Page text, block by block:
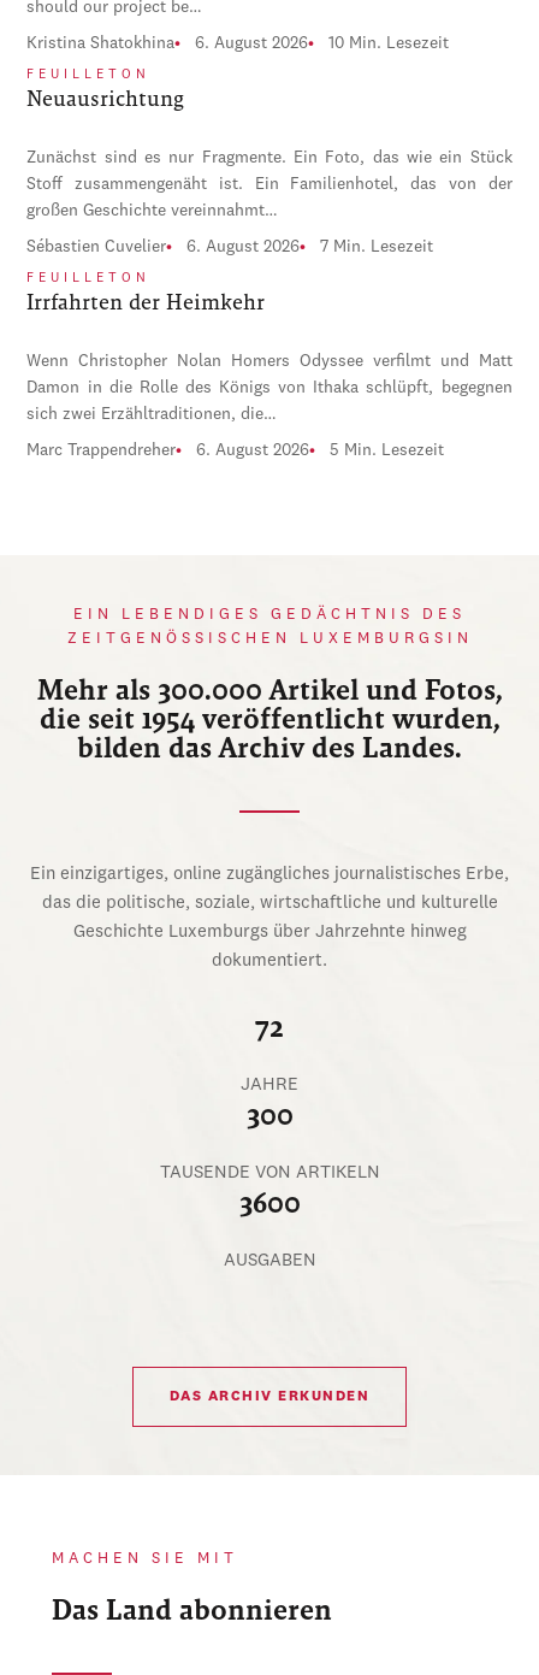
should our project be…
Kristina Shatokhina 6. August 2026 10 Min. Lesezeit
FEUILLETON
Neuausrichtung
Zunächst sind es nur Fragmente. Ein Foto, das wie ein Stück
Stoff zusammengenäht ist. Ein Familienhotel, das von der
großen Geschichte vereinnahmt…
Sébastien Cuvelier 6. August 2026 7 Min. Lesezeit
FEUILLETON
Irrfahrten der Heimkehr
Wenn Christopher Nolan Homers Odyssee verfilmt und Matt
Damon in die Rolle des Königs von Ithaka schlüpft, begegnen
sich zwei Erzähltraditionen, die…
Marc Trappendreher 6. August 2026 5 Min. Lesezeit
EIN LEBENDIGES GEDÄCHTNIS DES
ZEITGENÖSSISCHEN LUXEMBURGSIN
Mehr als 300.000 Artikel und Fotos,
die seit 1954 veröffentlicht wurden,
bilden das Archiv des Landes.
Ein einzigartiges, online zugängliches journalistisches Erbe,
das die politische, soziale, wirtschaftliche und kulturelle
Geschichte Luxemburgs über Jahrzehnte hinweg
dokumentiert.
72
JAHRE
300
TAUSENDE VON ARTIKELN
3600
AUSGABEN
DAS ARCHIV ERKUNDEN
MACHEN SIE MIT
Das Land abonnieren